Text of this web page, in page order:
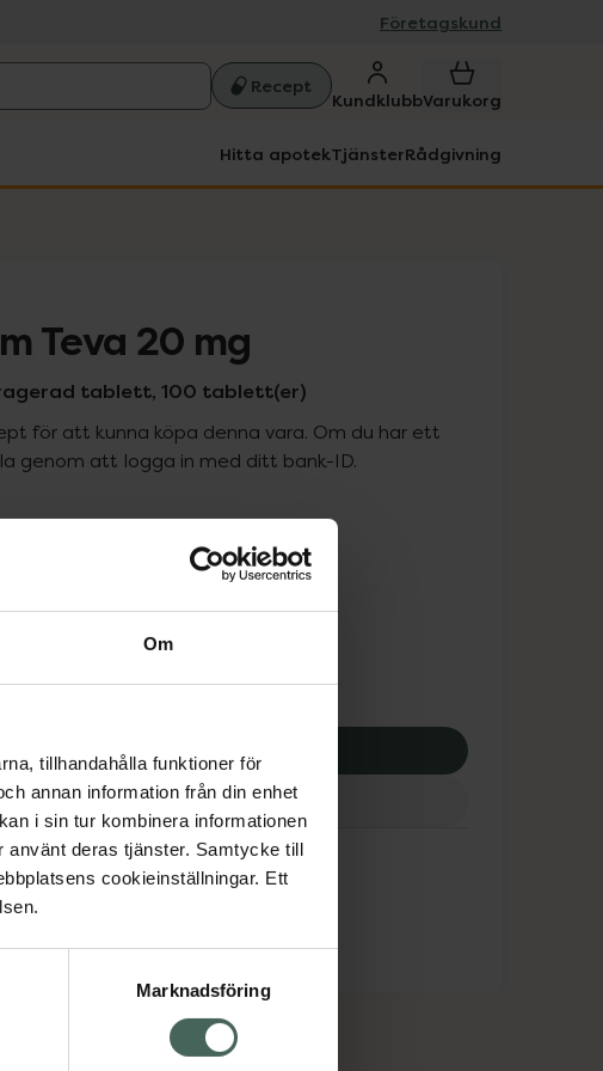
Om
tillhandahålla funktioner för
annan information från din enhet
i sin tur kombinera informationen
använt deras tjänster. Samtycke till
cookieinställningar. Ett
Marknadsföring
Företagskund
Recept
KundklubbVarukorg
Hitta apotekTjänsterRådgivning
Teva 20 mg
tablett, 100 tablett(er)
för att kunna köpa denna vara. Om du har ett
genom att logga in med ditt bank-ID.
Högkostnadsskyddet gäller
kr
Köp via ditt recept
Om recept och läkemedel